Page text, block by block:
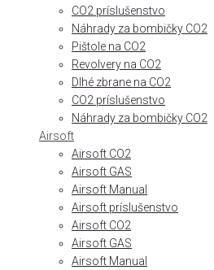
CO2 príslušenstvo
Náhrady za bombičky CO2
Pištole na CO2
Revolvery na CO2
Dlhé zbrane na CO2
CO2 príslušenstvo
Náhrady za bombičky CO2
Airsoft
Airsoft CO2
Airsoft GAS
Airsoft Manual
Airsoft príslušenstvo
Airsoft CO2
Airsoft GAS
Airsoft Manual